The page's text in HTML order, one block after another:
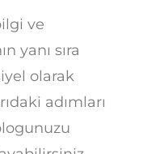
ve
yanı sıra
olarak
adımları